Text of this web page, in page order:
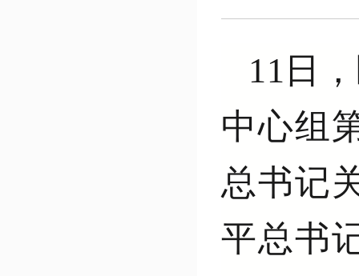
11日
中心组
总书记
平总书